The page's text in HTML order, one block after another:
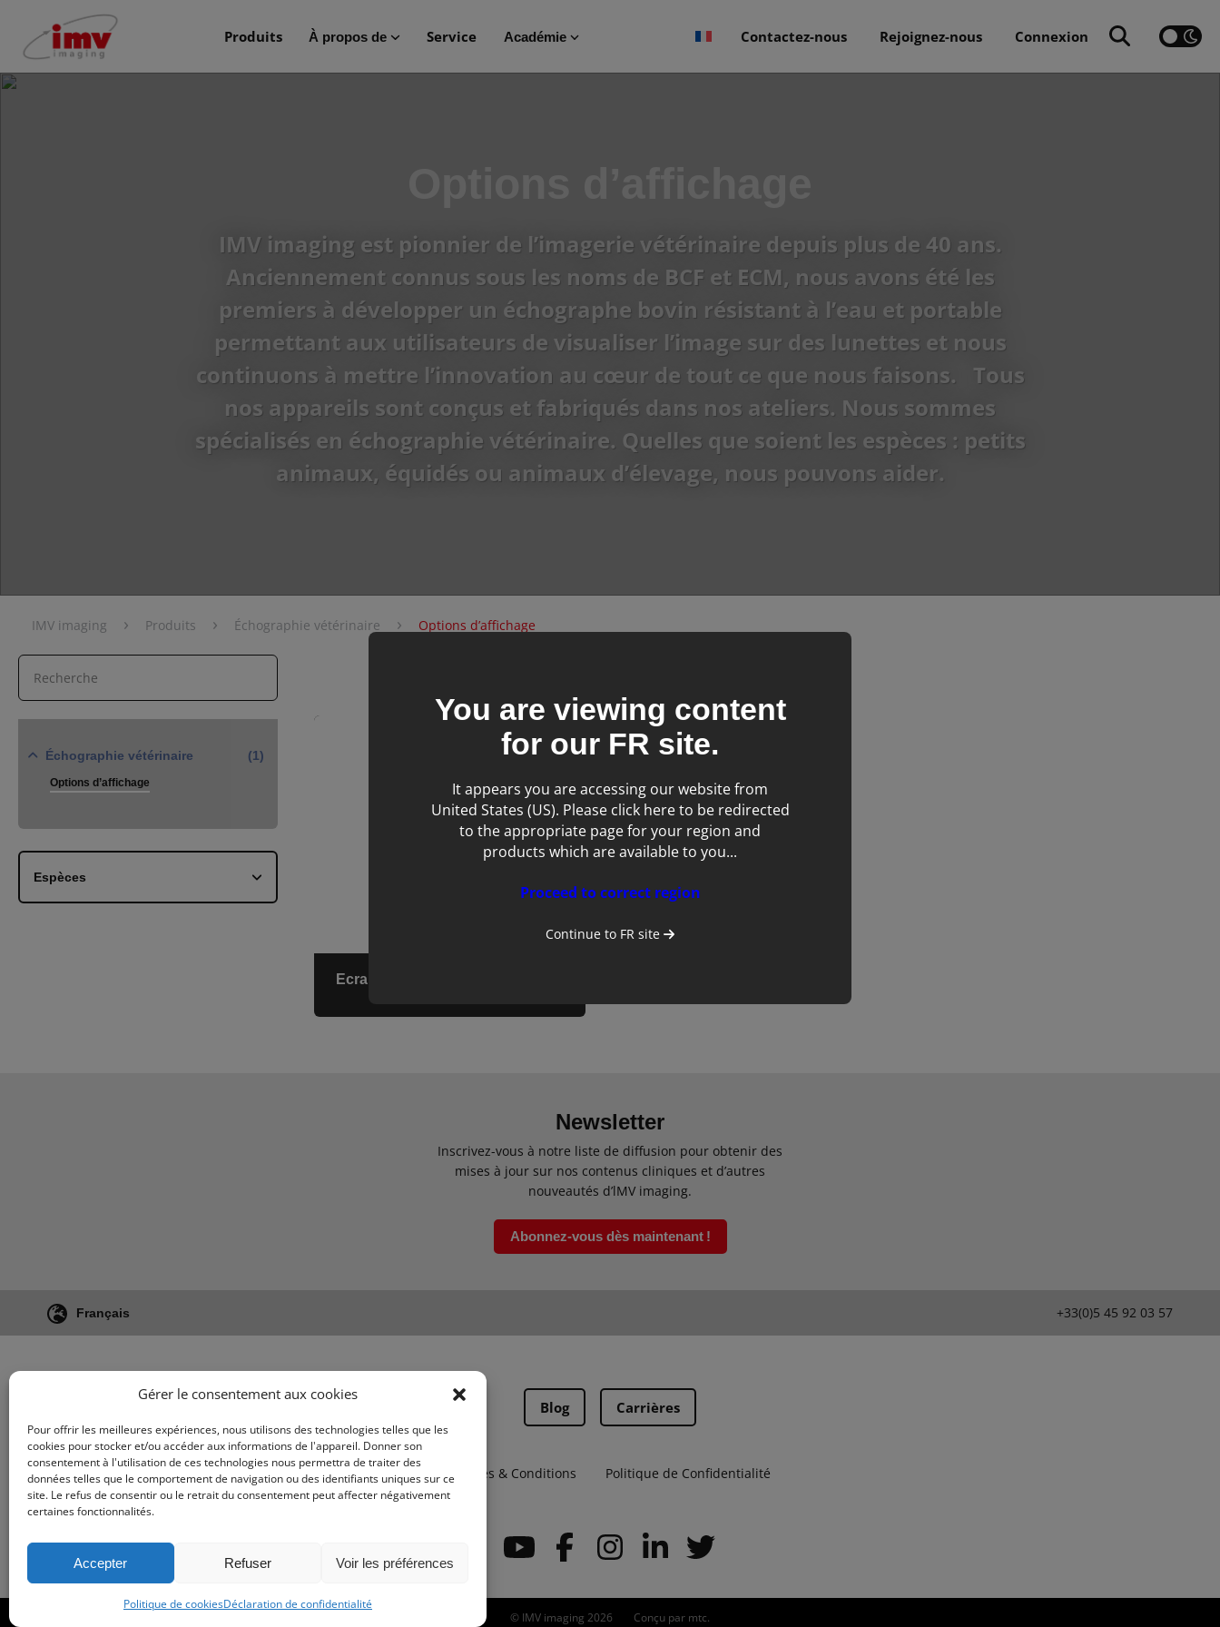
Gérer le consentement aux cookies
Pour offrir les meilleures expériences, nous utilisons des technologies telles que les
cookies pour stocker et/ou accéder aux informations de l'appareil. Donner son
consentement à l'utilisation de ces technologies nous permettra de traiter des
données telles que le comportement de navigation ou des identifiants uniques sur ce
site. Le refus de consentir ou le retrait du consentement peut affecter négativement
certaines fonctionnalités.
Accepter Refuser Voir les préférences
Politique de cookiesDéclaration de confidentialité
Produits À propos de Service Académie Contactez-nous Rejoignez-nous Connexion
IMV imaging est pionnier de l’imagerie vétérinaire depuis plus de 40 ans.
Anciennement connus sous les noms de BCF et ECM, nous avons été les
premiers à développer un échographe bovin résistant à l’eau et portable
permettant aux utilisateurs de visualiser l’image sur des lunettes et nous
continuons à mettre l’innovation au cœur de tout ce que nous faisons. Tous
nos appareils sont conçus et fabriqués dans nos ateliers. Nous sommes
spécialisés en échographie vétérinaire. Quelles que soient les espèces : petits
animaux, équidés ou animaux d’élevage, nous pouvons aider.
IMV imaging › Produits › Échographie vétérinaire › Options d’affichage
Échographie vétérinaire (1)
Options d’affichage
Espèces
Ecran tactile
Newsletter
Inscrivez-vous à notre liste de diffusion pour obtenir des
mises à jour sur nos contenus cliniques et d’autres
nouveautés d’lMV imaging.
Abonnez-vous dès maintenant !
Français +33(0)5 45 92 03 57
Blog Carrières
Termes & Conditions Politique de Confidentialité
© IMV imaging 2026 Conçu par mtc.
You are viewing content
for our FR site.
It appears you are accessing our website from
United States (US). Please click here to be redirected
to the appropriate page for your region and
products which are available to you...
Proceed to correct region
Continue to FRsite